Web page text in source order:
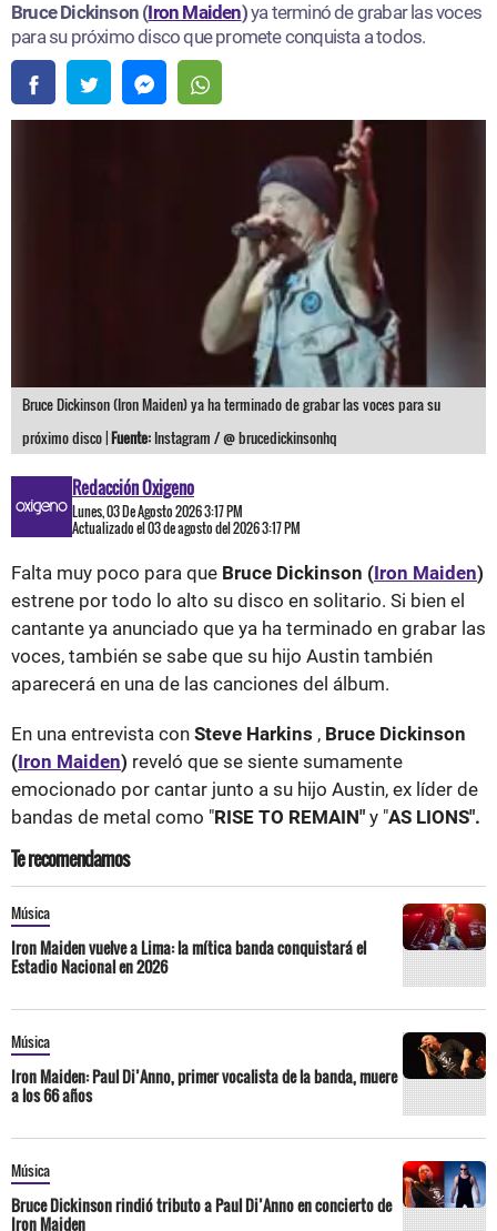
Bruce Dickinson (Iron Maiden)ya terminó de grabar las voces
para su próximo disco que promete conquista a todos.
Bruce Dickinson (Iron Maiden) ya ha terminado de grabar las voces para su
próximo disco |Fuente: Instagram / @ brucedickinsonhq
Redacción Oxigeno
Lunes, 03 De Agosto 2026 3:17 PM
Actualizado el 03 de agosto del 2026 3:17 PM
Falta muy poco para que Bruce Dickinson (Iron Maiden)
estrene por todo lo alto su disco en solitario. Si bien el
cantante ya anunciado que ya ha terminado en grabar las
voces, también se sabe que su hijo Austin también
aparecerá en una de las canciones del álbum.
En una entrevista con Steve Harkins , Bruce Dickinson
(Iron Maiden) reveló que se siente sumamente
emocionado por cantar junto a su hijo Austin, ex líder de
bandas de metal como "RISE TO REMAIN" y "AS LIONS".
Te recomendamos
Música
Iron Maiden vuelve a Lima: la mítica banda conquistará el
Estadio Nacional en 2026
Música
Iron Maiden: Paul Di’Anno, primer vocalista de la banda, muere
a los 66 años
Música
Bruce Dickinson rindió tributo a Paul Di’Anno en concierto de
Iron Maiden